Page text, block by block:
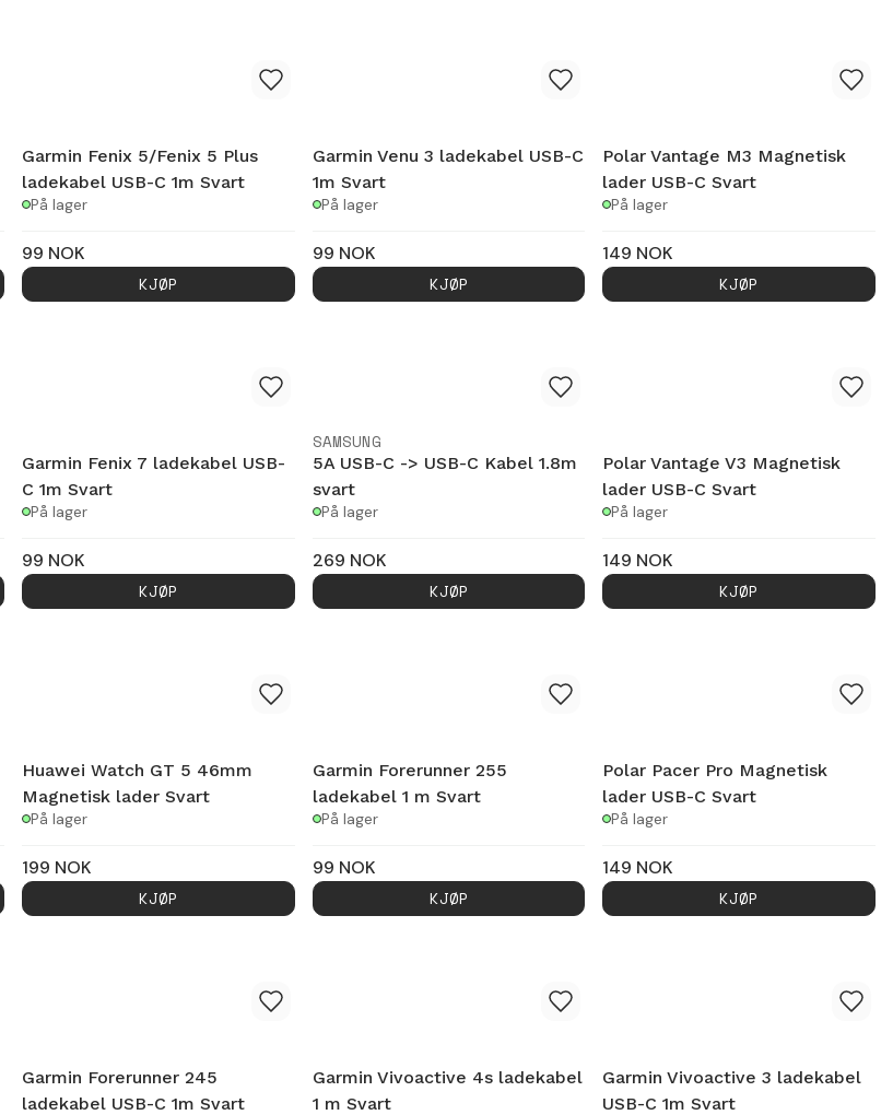
Garmin Fenix 5/Fenix 5 Plus
ladekabel USB-C 1m Svart
På lager
99 NOK
KJØP
Garmin Venu 3 ladekabel USB-C
1m Svart
På lager
99 NOK
KJØP
Polar Vantage M3 Magnetisk
lader USB-C Svart
På lager
149 NOK
KJØP
Garmin Fenix 7 ladekabel USB-
C 1m Svart
På lager
99 NOK
KJØP
SAMSUNG
5A USB-C -> USB-C Kabel 1.8m
svart
På lager
269 NOK
KJØP
Polar Vantage V3 Magnetisk
lader USB-C Svart
På lager
149 NOK
KJØP
Huawei Watch GT 5 46mm
Magnetisk lader Svart
På lager
199 NOK
KJØP
Garmin Forerunner 255
ladekabel 1 m Svart
På lager
99 NOK
KJØP
Polar Pacer Pro Magnetisk
lader USB-C Svart
På lager
149 NOK
KJØP
Garmin Forerunner 245
ladekabel USB-C 1m Svart
Garmin Vivoactive 4s ladekabel
1 m Svart
Garmin Vivoactive 3 ladekabel
USB-C 1m Svart